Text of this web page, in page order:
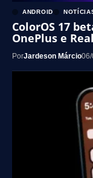
ANDROID
ColorOS 17
OnePlus e
PorJardeson Márcio